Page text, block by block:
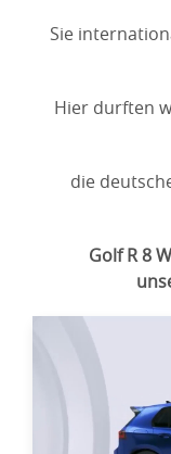
Sie
Hier durften
die
Golf R 8